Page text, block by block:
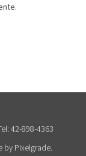
42-898-4363
by Pixelgrade.